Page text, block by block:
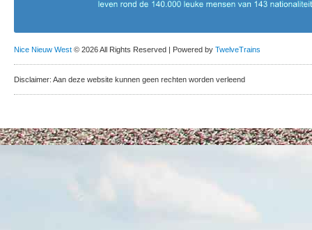
Nice Nieuw West © 2026 All Rights Reserved | Powered by TwelveTrains
Disclaimer: Aan deze website kunnen geen rechten worden verleend